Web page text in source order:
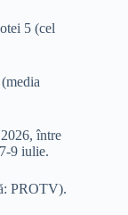
5 (cel
între
9 iulie.
PROTV).